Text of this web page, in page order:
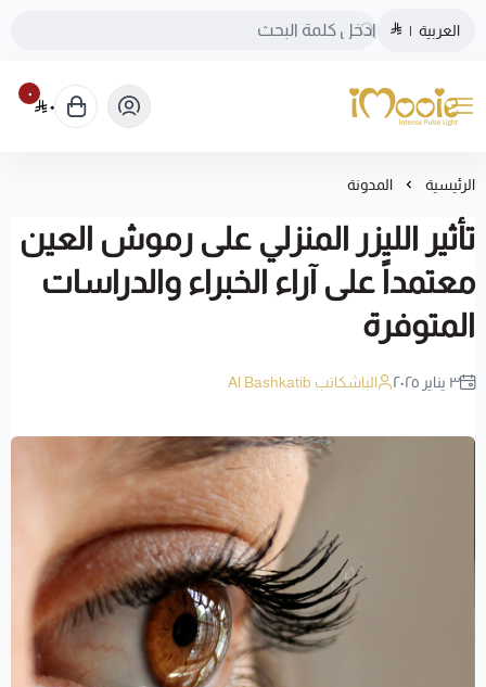
العربية |
الموقع الرسمي ليزر منزلي اي مووي
٠
٠
الرئيسية المدونة
تأثير الليزر المنزلي على رموش العين
معتمداً على آراء الخبراء والدراسات
المتوفرة
٣ يناير ٢٠٢٥ الباشكاتب Al Bashkatib